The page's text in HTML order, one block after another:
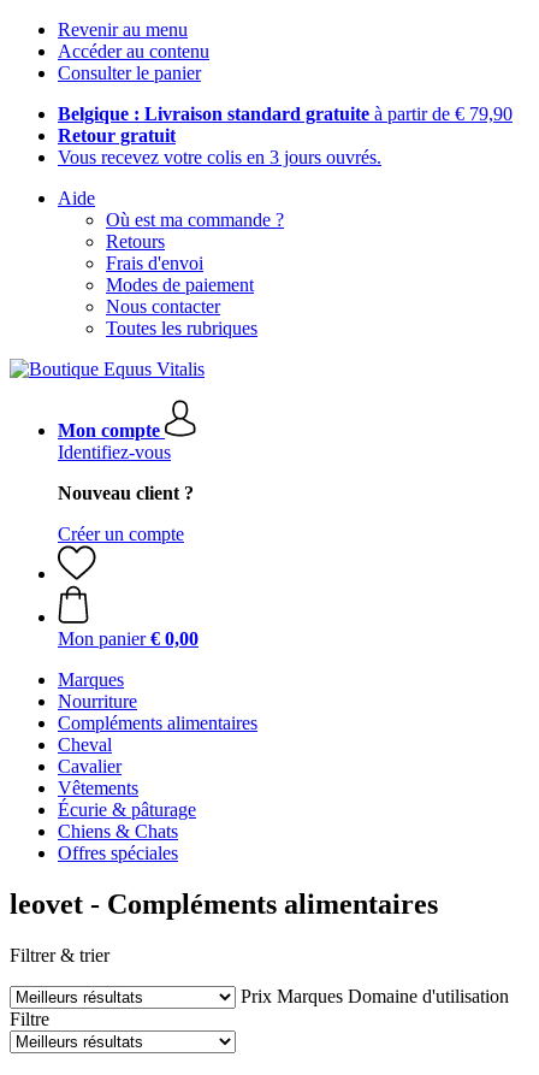
Revenir au menu
Accéder au contenu
Consulter le panier
Belgique : Livraison standard gratuite à partir de € 79,90
Retour gratuit
Vous recevez votre colis en 3 jours ouvrés.
Aide
Où est ma commande ?
Retours
Frais d'envoi
Modes de paiement
Nous contacter
Toutes les rubriques
Mon compte
Identifiez-vous
Nouveau client ?
Créer un compte
Mon panier € 0,00
Marques
Nourriture
Compléments alimentaires
Cheval
Cavalier
Vêtements
Écurie & pâturage
Chiens & Chats
Offres spéciales
leovet - Compléments alimentaires
Filtrer & trier
Prix Marques Domaine d'utilisation
Filtre